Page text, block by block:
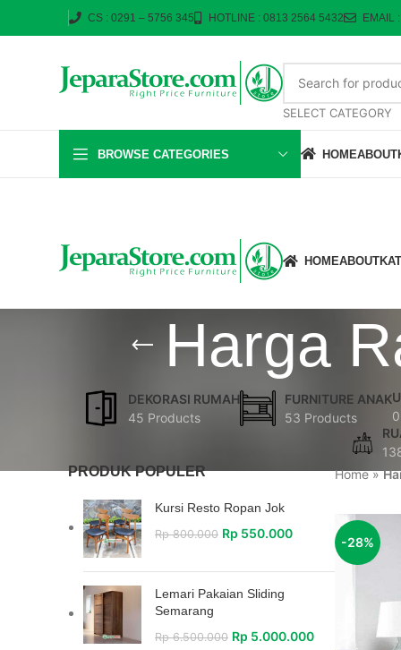
CS : 0291 – 5756 345 HOTLINE : 0813 2564 5432 EMAIL
SELECT CATEGORY
BROWSE CATEGORIES HOMEABOUT
HOMEABOUT
Harga
DEKORASI RUMAH
45 Products
FURNITURE ANAK
53 Products
PRODUK POPULER
Kursi Resto Ropan Jok
Rp800.000 Rp 550.000
Lemari Pakaian Sliding
Semarang
Rp6.500.000 Rp 5.000.000
Home»
-28%